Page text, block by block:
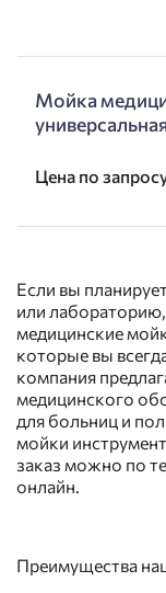
Мойка
Цена по
Если вы
или
медицинские
которые вы
компания
медицинского
для больниц и
мойки
заказ можно по
онлайн.
Преимущества